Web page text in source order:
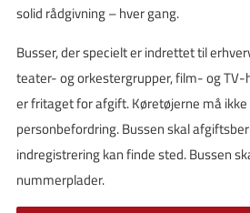
solid rådgivning – hver gang.
Busser, der specielt er indrettet til
teater- og orkestergrupper, film- og TV-
er fritaget for afgift. Køretøjerne må
personbefordring. Bussen skal
indregistrering kan finde sted. Bussen
nummerplader.